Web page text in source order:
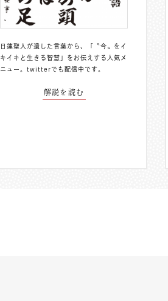
日蓮聖人が遺した言葉から、「〝今〟をイ
キイキと生きる智慧」をお伝えする人気メ
ニュー。 twitterでも配信中 です。
解説を読む